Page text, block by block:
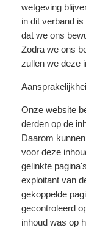
wetgeving
in dit verband
dat we ons
Zodra we ons
zullen we deze
Onze website
derden op de
Daarom
voor deze
gelinkte
exploitant van
gekoppelde
gecontroleerd
inhoud was op